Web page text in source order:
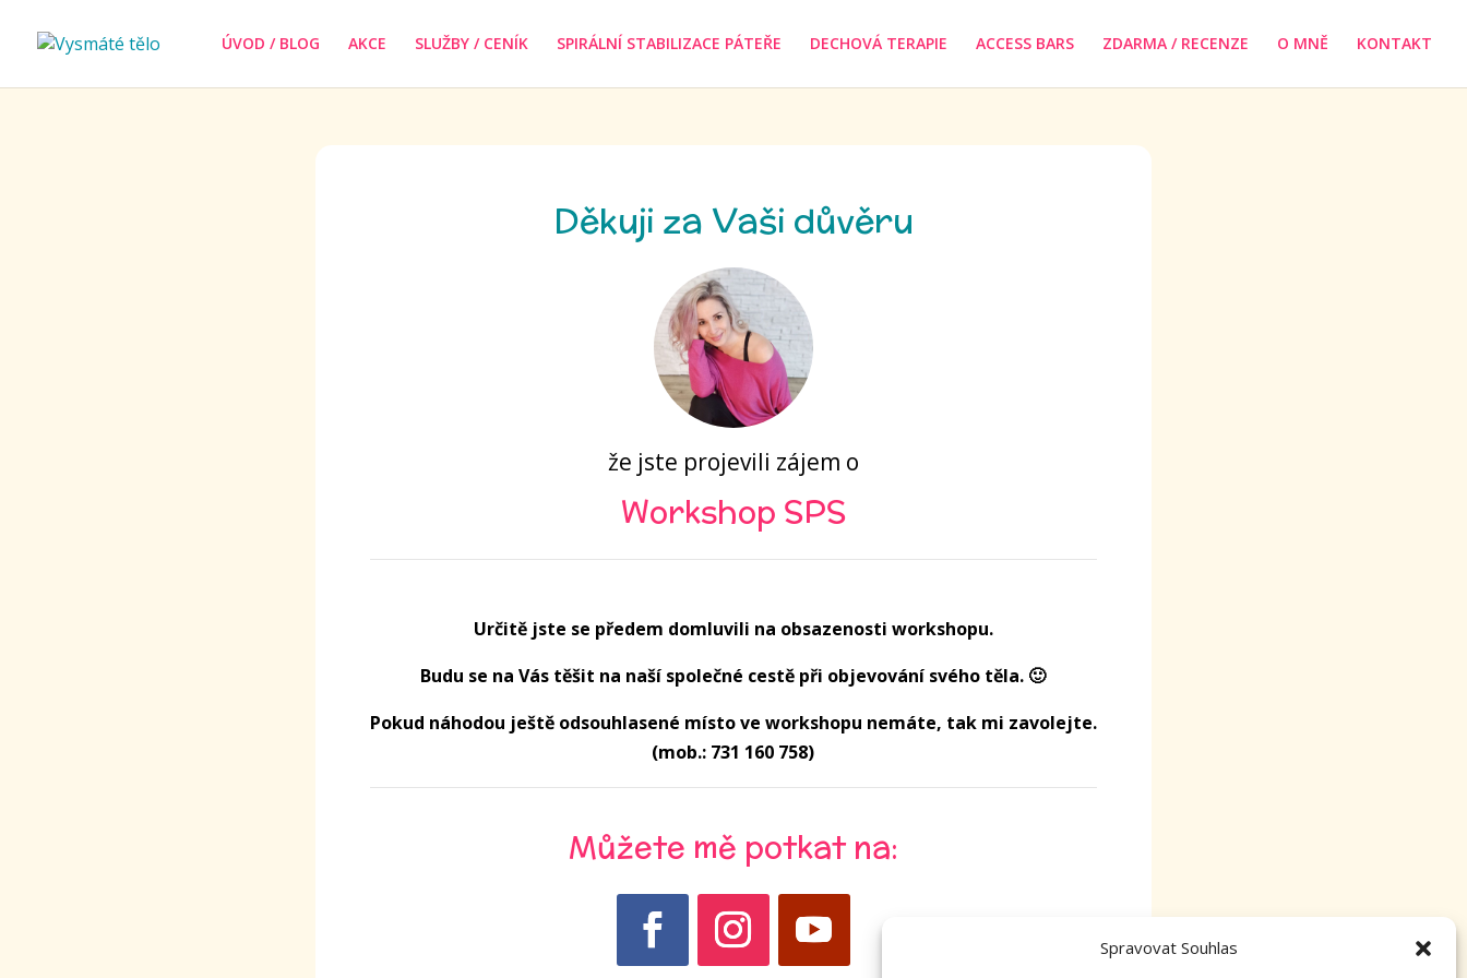
Spravovat Souhlas
ÚVOD / BLOG AKCE SLUŽBY / CENÍK SPIRÁLNÍ STABILIZACE PÁTEŘE DECHOVÁ TERAPIE ACCESS BARS ZDARMA / RECENZE O MNĚ KONTAKT
Děkuji za Vaši důvěru
že jste projevili zájem o
Workshop SPS
Určitě jste se předem domluvili na obsazenosti workshopu.
Budu se na Vás těšit na naší společné cestě při objevování svého těla. 🙂
Pokud náhodou ještě odsouhlasené místo ve workshopu nemáte, tak mi zavolejte.
(mob.: 731 160 758)
Můžete mě potkat na: